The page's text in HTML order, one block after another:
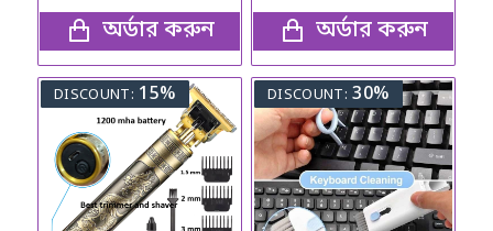
অর্ডার করুন অর্ডার করুন
DISCOUNT: 15% DISCOUNT: 30%